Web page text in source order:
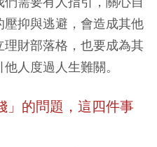
抑與逃避，會造成其他
財部落格，也要成為其
人度過人生難關。
」的問題，這四件事